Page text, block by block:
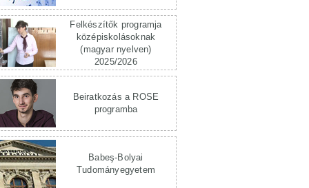
Felkészítők programja
középiskolásoknak
(magyar nyelven)
2025/2026
Beiratkozás a ROSE
programba
Babeş-Bolyai
Tudományegyetem